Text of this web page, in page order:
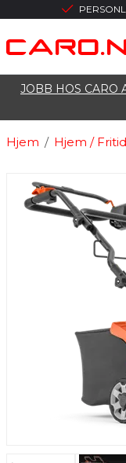
JOBB HOS CARO
/
Hjem Hjem / Fritid